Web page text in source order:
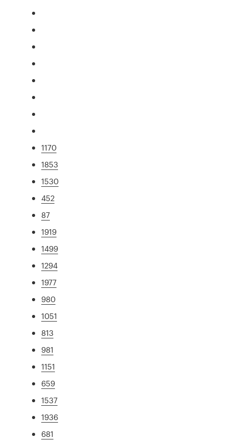
1170
1853
1530
452
87
1919
1499
1294
1977
980
1051
813
981
1151
659
1537
1936
681